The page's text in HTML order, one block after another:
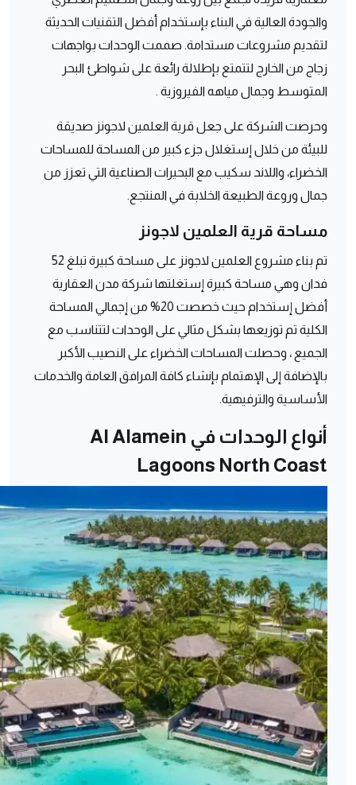
والجودة العالية في البناء بإستخدام أفضل التقنيات الحديثة
لتقديم مشروعات مستدامة. صممت الوحدات بواجهات
زجاج من الخارج لتتمتع بإطلالة رائعة على شواطئ البحر
المتوسط وجمال مياهه الفيروزية .
وحرصت الشركة على جعل قرية العلمين لاجونز صديقة
للبيئة من خلال إستغلال جزء كبير من المساحة للمساحات
الخضراء، واللاند سكيب مع البحيرات الصناعية التي تعزز من
جمال وروعة الطبيعة الخلابة في المنتجع.
مساحة قرية العلمين لاجونز
تم بناء مشروع العلمين لاجونز على مساحة كبيرة تبلغ 52
فدان وهي مساحة كبيرة إستغلتها شركة مدن العقارية
أفضل إستخدام حيث خصصت 20% من إجمالي المساحة
الكلية تم توزيعها بشكل مثالي على الوحدات لتتناسب مع
الجميع ، وحصلت المساحات الخضراء على النصيب الأكبر
بالإضافة إلى الإهتمام بإنشاء كافة المرافق العامة والخدمات
الأساسية والترفيهية.
أنواع الوحدات في Al Alamein
Lagoons North Coast